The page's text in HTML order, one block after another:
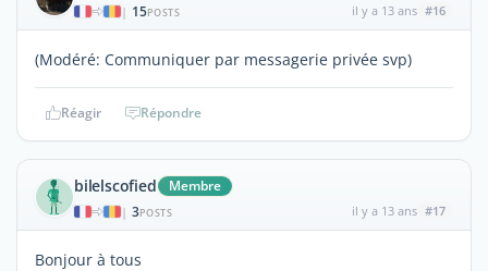
| 15POSTS il y a 13 ans #16
(Modéré: Communiquer par messagerie privée svp)
Réagir Répondre
bilelscofied Membre
| 3POSTS il y a 13 ans #17
Bonjour à tous